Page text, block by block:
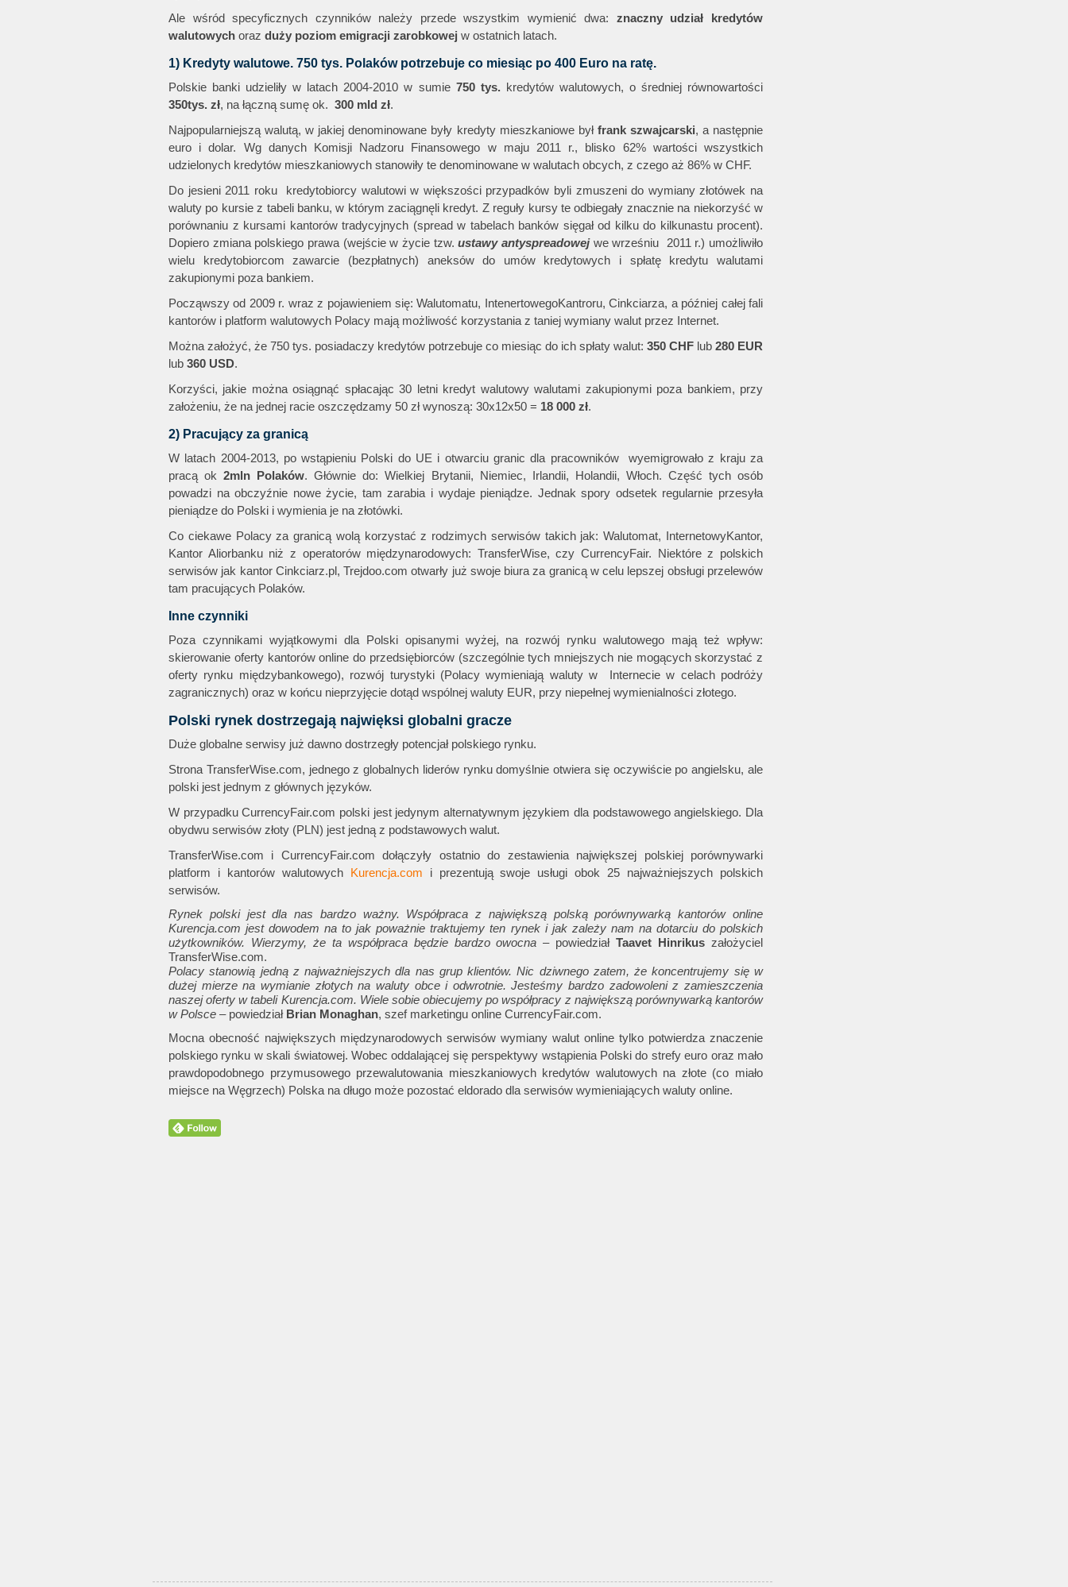
Ale wśród specyficznych czynników należy przede wszystkim wymienić dwa: znaczny udział kredytów
walutowych oraz duży poziom emigracji zarobkowej w ostatnich latach.
1) Kredyty walutowe. 750 tys. Polaków potrzebuje co miesiąc po 400 Euro na ratę.
Polskie banki udzieliły w latach 2004-2010 w sumie 750tys.kredytów walutowych, o średniej równowartości
350tys. zł, na łączną sumę ok. 300 mld zł.
Najpopularniejszą walutą, w jakiej denominowane były kredyty mieszkaniowe był frank szwajcarski, a następnie
euro i dolar. Wg danych Komisji Nadzoru Finansowego w maju 2011 r., blisko 62% wartości wszystkich
udzielonych kredytów mieszkaniowych stanowiły te denominowane w walutach obcych, z czego aż 86% w CHF.
Do jesieni 2011 roku kredytobiorcy walutowi w większości przypadków byli zmuszeni do wymiany złotówek na
waluty po kursie z tabeli banku, w którym zaciągnęli kredyt. Z reguły kursy te odbiegały znacznie na niekorzyść w
porównaniu z kursami kantorów tradycyjnych (spread w tabelach banków sięgał od kilku do kilkunastu procent).
Dopiero zmiana polskiego prawa (wejście w życie tzw.ustawyantyspreadowej we wrześniu 2011 r.) umożliwiło
wielu kredytobiorcom zawarcie (bezpłatnych) aneksów do umów kredytowych i spłatę kredytu walutami
zakupionymi poza bankiem.
Począwszy od 2009 r. wraz z pojawieniem się: Walutomatu, IntenertowegoKantroru, Cinkciarza, a później całej fali
kantorów i platform walutowych Polacy mają możliwość korzystania z taniej wymiany walut przez Internet.
Można założyć, że 750 tys. posiadaczy kredytów potrzebuje co miesiąc do ich spłaty walut: 350 CHF lub 280 EUR
lub 360 USD.
Korzyści, jakie można osiągnąć spłacając 30 letni kredyt walutowy walutami zakupionymi poza bankiem, przy
założeniu, że na jednej racie oszczędzamy 50 zł wynoszą: 30x12x50 = 18 000 zł.
2) Pracujący za granicą
W latach 2004-2013, po wstąpieniu Polski do UE i otwarciu granic dla pracowników wyemigrowało z kraju za
pracą ok2mln Polaków. Głównie do: Wielkiej Brytanii, Niemiec, Irlandii, Holandii, Włoch. Część tych osób
powadzi na obczyźnie nowe życie, tam zarabia i wydaje pieniądze. Jednak spory odsetek regularnie przesyła
pieniądze do Polski i wymienia je na złotówki.
Co ciekawe Polacy za granicą wolą korzystać z rodzimych serwisów takich jak: Walutomat, InternetowyKantor,
Kantor Aliorbanku niż z operatorów międzynarodowych: TransferWise, czy CurrencyFair. Niektóre z polskich
serwisów jak kantor Cinkciarz.pl, Trejdoo.com otwarły już swoje biura za granicą w celu lepszej obsługi przelewów
tam pracujących Polaków.
Inne czynniki
Poza czynnikami wyjątkowymi dla Polski opisanymi wyżej, na rozwój rynku walutowego mają też wpływ:
skierowanie oferty kantorów online do przedsiębiorców (szczególnie tych mniejszych nie mogących skorzystać z
oferty rynku międzybankowego), rozwój turystyki (Polacy wymieniają waluty w Internecie w celach podróży
zagranicznych) oraz w końcu nieprzyjęcie dotąd wspólnej waluty EUR, przy niepełnej wymienialności złotego.
Polski rynek dostrzegają najwięksi globalni gracze
Duże globalne serwisy już dawno dostrzegły potencjał polskiego rynku.
Strona TransferWise.com, jednego z globalnych liderów rynku domyślnie otwiera się oczywiście po angielsku, ale
polski jest jednym z głównych języków.
W przypadku CurrencyFair.com polski jest jedynym alternatywnym językiem dla podstawowego angielskiego. Dla
obydwu serwisów złoty (PLN) jest jedną z podstawowych walut.
TransferWise.com i CurrencyFair.com dołączyły ostatnio do zestawienia największej polskiej porównywarki
platform i kantorów walutowych Kurencja.com i prezentują swoje usługi obok 25 najważniejszych polskich
serwisów.
Rynek polski jest dla nas bardzo ważny. Współpraca z największą polską porównywarką kantorów online
Kurencja.com jest dowodem na to jak poważnie traktujemy ten rynek i jak zależy nam na dotarciu do polskich
użytkowników. Wierzymy, że ta współpraca będzie bardzo owocna – powiedziałTaavet Hinrikus założyciel
TransferWise.com.
Polacy stanowią jedną z najważniejszych dla nas grup klientów. Nic dziwnego zatem, że koncentrujemy się w
dużej mierze na wymianie złotych na waluty obce i odwrotnie. Jesteśmy bardzo zadowoleni z zamieszczenia
naszej oferty w tabeli Kurencja.com. Wiele sobie obiecujemy po współpracy z największą porównywarką kantorów
w Polsce – powiedział Brian Monaghan, szef marketingu online CurrencyFair.com.
Mocna obecność największych międzynarodowych serwisów wymiany walut online tylko potwierdza znaczenie
polskiego rynku w skali światowej. Wobec oddalającej się perspektywy wstąpienia Polski do strefy euro oraz mało
prawdopodobnego przymusowego przewalutowania mieszkaniowych kredytów walutowych na złote (co miało
miejsce na Węgrzech) Polska na długo może pozostać eldorado dla serwisów wymieniających waluty online.